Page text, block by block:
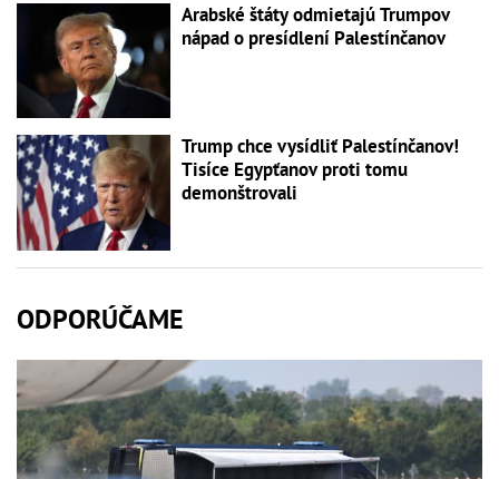
Arabské štáty odmietajú Trumpov
nápad o presídlení Palestínčanov
Trump chce vysídliť Palestínčanov!
Tisíce Egypťanov proti tomu
demonštrovali
ODPORÚČAME